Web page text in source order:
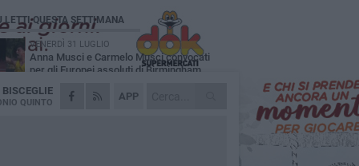
APP
BISCEGLIE
QUINTO
LETTI QUESTA SETTIMANA
VENERDÌ 31 LUGLIO
Anna Musci e Carmelo Musci convocati
per gli Europei assoluti di Birmingham
LUNEDÌ 3 AGOSTO
Simone Franceschi, una solida certezza